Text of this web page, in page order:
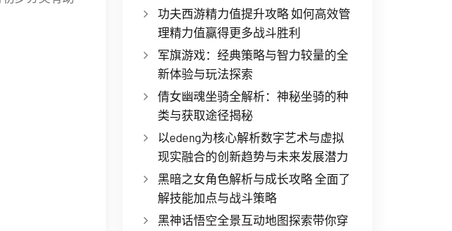
功夫西游精力值提升攻略 如何高效管
理精力值赢得更多战斗胜利
军旗游戏：经典策略与智力较量的全
新体验与玩法探索
倩女幽魂坐骑全解析：神秘坐骑的种
类与获取途径揭秘
以edeng为核心解析数字艺术与虚拟
现实融合的创新趋势与未来发展潜力
黑暗之女角色解析与成长攻略 全面了
解技能加点与战斗策略
黑神话悟空全景互动地图探索带你穿